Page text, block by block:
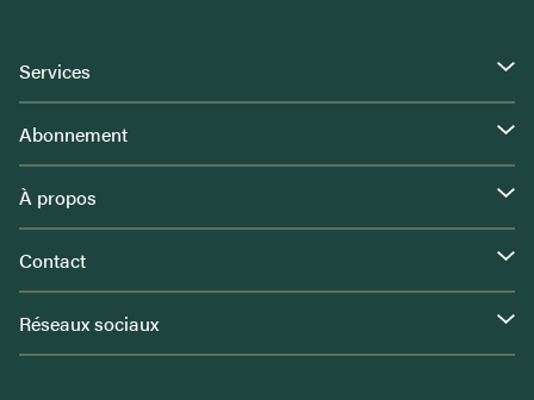
Services
Abonnement
À propos
Contact
Réseaux sociaux